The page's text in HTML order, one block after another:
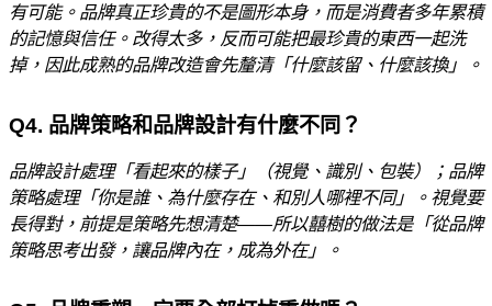
有可能。品牌真正珍貴的不是圖形本身，而是消費者多年累積
的記憶與信任。改得太多，反而可能把最珍貴的東西一起洗
掉，因此成熟的品牌改造會先釐清「什麼該留、什麼該換」。
Q4. 品牌策略和品牌設計有什麼不同？
品牌設計處理「看起來的樣子」（視覺、識別、包裝）；品牌
策略處理「你是誰、為什麼存在、和別人哪裡不同」。視覺要
長得對，前提是策略先想清楚——所以囍樹的做法是「從品牌
策略思考出發，讓品牌內在，成為外在」。